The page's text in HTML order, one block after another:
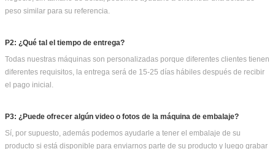
Nuestra licencia de certificación y negocios: